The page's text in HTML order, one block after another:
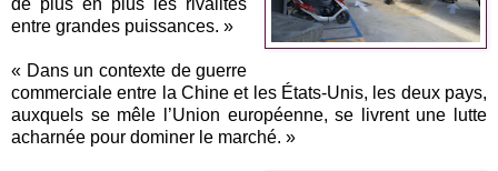
de plus en plus les rivalités
entre grandes puissances. »
« Dans un contexte de guerre
commerciale entre la Chine et les États-Unis, les deux pays,
auxquels se mêle l’Union européenne, se livrent une lutte
acharnée pour dominer le marché. »